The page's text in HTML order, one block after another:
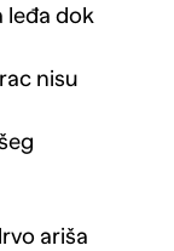
leđa dok
nisu
ariša